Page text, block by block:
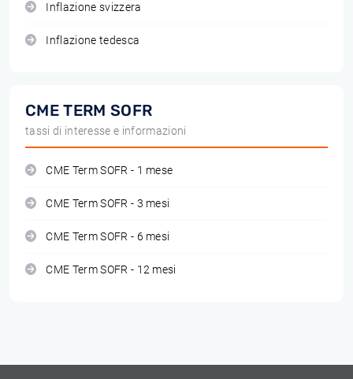
Inflazione svizzera
Inflazione tedesca
CME TERM SOFR
tassi di interesse e informazioni
CME Term SOFR - 1 mese
CME Term SOFR - 3 mesi
CME Term SOFR - 6 mesi
CME Term SOFR - 12 mesi